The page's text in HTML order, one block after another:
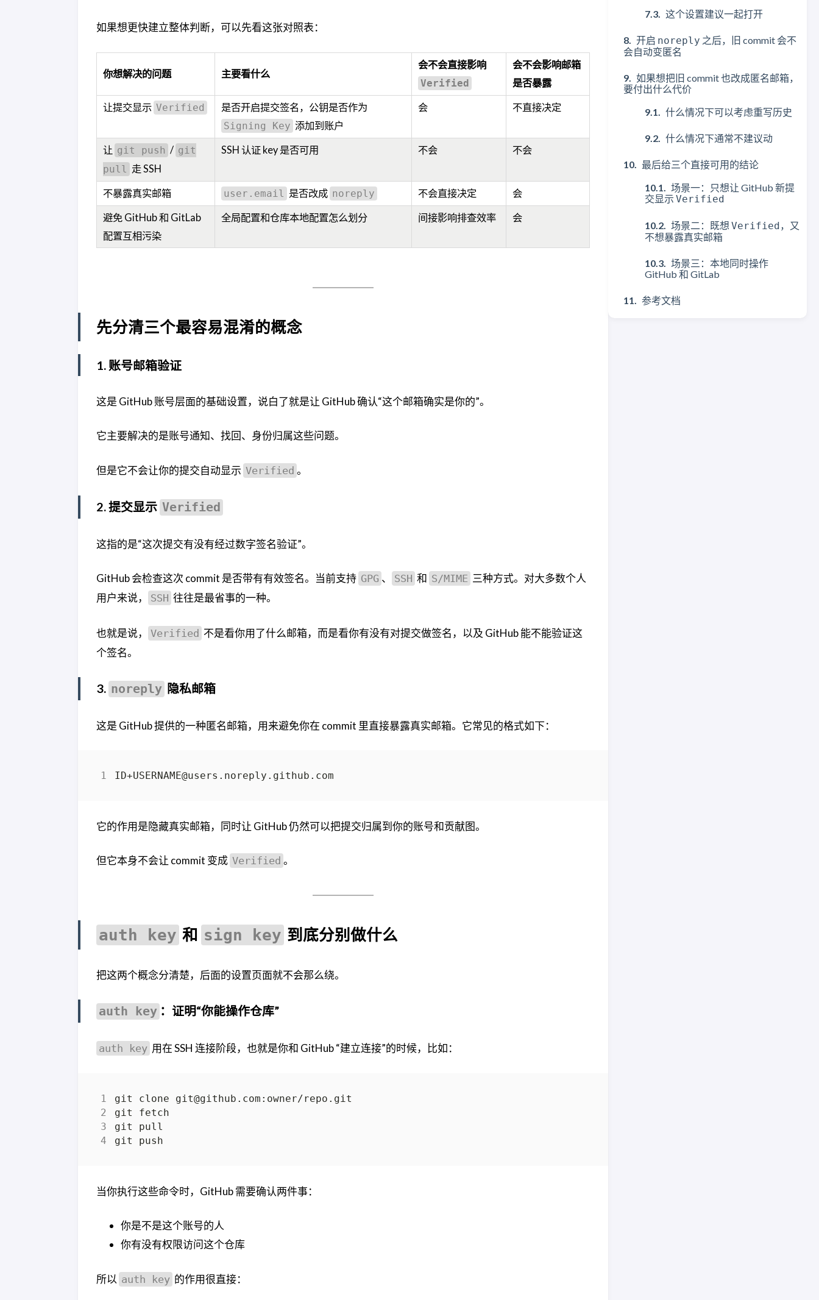
这个设置建议一起打开
开启 noreply 之后，旧 commit 会不
会自动变匿名
如果想把旧 commit 也改成匿名邮箱，
要付出什么代价
什么情况下可以考虑重写历史
什么情况下通常不建议动
最后给三个直接可用的结论
场景一：只想让 GitHub 新提
交显示 Verified
场景二：既想 Verified，又
不想暴露真实邮箱
场景三：本地同时操作
GitHub 和 GitLab
参考文档
如果想更快建立整体判断，可以先看这张对照表：
你想解决的问题 主要看什么
会不会直接影响
Verified
会不会影响邮箱
是否暴露
让提交显示 Verified
是否开启提交签名，公钥是否作为
Signing Key 添加到账户
会 不直接决定
让 git push / git
pull
走 SSH
SSH 认证 key 是否可用 不会 不会
不暴露真实邮箱 user.email 是否改成 noreply 不会直接决定 会
避免 GitHub 和 GitLab
配置互相污染
全局配置和仓库本地配置怎么划分 间接影响排查效率 会
先分清三个最容易混淆的概念
1. 账号邮箱验证
这是 GitHub 账号层面的基础设置，说白了就是让 GitHub 确认“这个邮箱确实是你的”。
它主要解决的是账号通知、找回、身份归属这些问题。
但是它不会让你的提交自动显示 Verified 。
2. 提交显示 Verified
这指的是“这次提交有没有经过数字签名验证”。
GitHub 会检查这次 commit 是否带有有效签名。当前支持 GPG 、 SSH 和 S/MIME 三种方式。对大多数个人
用户来说，
SSH 往往是最省事的一种。
也就是说， Verified 不是看你用了什么邮箱，而是看你有没有对提交做签名，以及 GitHub 能不能验证这
个签名。
3. noreply 隐私邮箱
这是 GitHub 提供的一种匿名邮箱，用来避免你在 commit 里直接暴露真实邮箱。它常见的格式如下：
它的作用是隐藏真实邮箱，同时让 GitHub 仍然可以把提交归属到你的账号和贡献图。
但它本身不会让 commit 变成 Verified 。
auth key 和 sign key 到底分别做什么
把这两个概念分清楚，后面的设置页面就不会那么绕。
auth key ：证明“你能操作仓库”
auth key 用在 SSH 连接阶段，也就是你和 GitHub “建立连接”的时候，比如：
当你执行这些命令时，GitHub 需要确认两件事：
你是不是这个账号的人
你有没有权限访问这个仓库
所以 auth key 的作用很直接：